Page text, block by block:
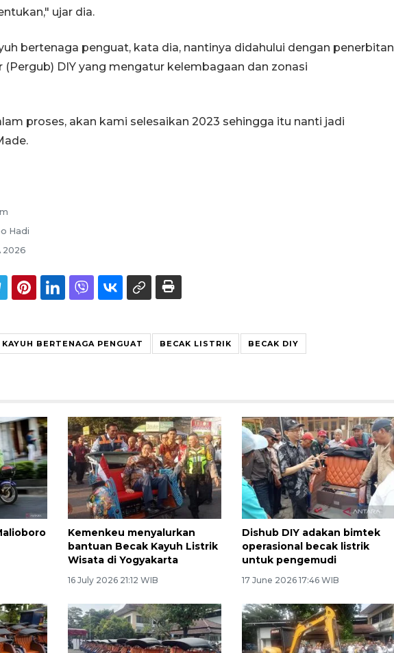
ujar dia.
bertenaga penguat, kata dia, nantinya didahului dengan penerbitan
(Pergub) DIY yang mengatur kelembagaan dan zonasi
proses, akan kami selesaikan 2023 sehingga itu nanti jadi
Hadi
2026
KAYUH BERTENAGA PENGUAT BECAK LISTRIK BECAK DIY
Kemenkeu menyalurkan
bantuan Becak Kayuh Listrik
Wisata di Yogyakarta
16 July 2026 21:12 WIB
Dishub DIY adakan bimtek
operasional becak listrik
untuk pengemudi
17 June 2026 17:46 WIB